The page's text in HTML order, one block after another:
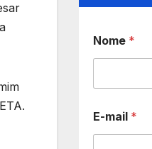
Nome *
E-mail *